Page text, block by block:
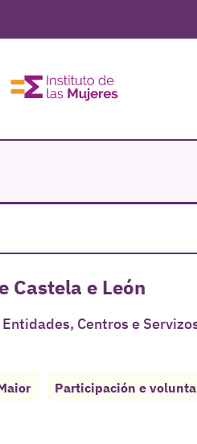
Castela e León
Centros e
Participación e